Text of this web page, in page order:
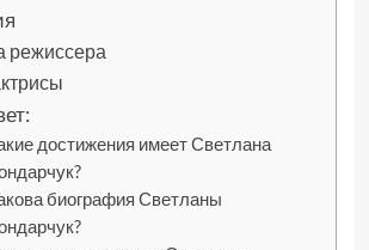
режиссера
достижения имеет Светлана
биография Светланы